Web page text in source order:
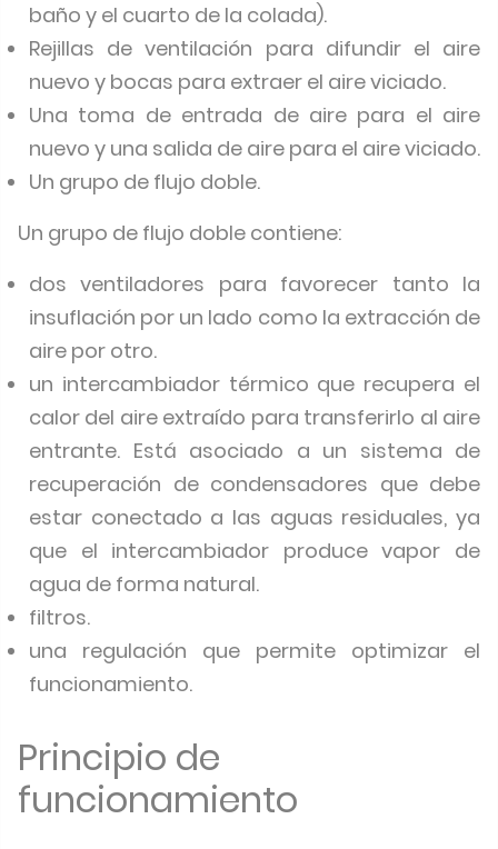
baño y el cuarto de la colada).
Rejillas de ventilación para difundir el aire
nuevo y bocas para extraer el aire viciado.
Una toma de entrada de aire para el aire
nuevo y una salida de aire para el aire viciado.
Un grupo de flujo doble.
Un grupo de flujo doble contiene:
dos ventiladores para favorecer tanto la
insuflación por un lado como la extracción de
aire por otro.
un intercambiador térmico que recupera el
calor del aire extraído para transferirlo al aire
entrante. Está asociado a un sistema de
recuperación de condensadores que debe
estar conectado a las aguas residuales, ya
que el intercambiador produce vapor de
agua de forma natural.
filtros.
una regulación que permite optimizar el
funcionamiento.
Principio de
funcionamiento